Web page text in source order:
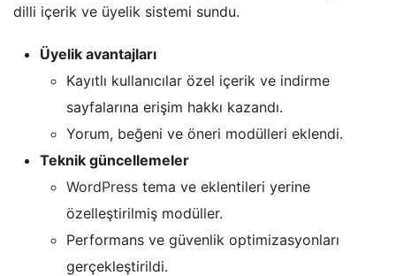
dilli içerik ve üyelik sistemi sundu.
Üyelik avantajları
Kayıtlı kullanıcılar özel içerik ve indirme
sayfalarına erişim hakkı kazandı.
Yorum, beğeni ve öneri modülleri eklendi.
Teknik güncellemeler
WordPress tema ve eklentileri yerine
özelleştirilmiş modüller.
Performans ve güvenlik optimizasyonları
gerçekleştirildi.